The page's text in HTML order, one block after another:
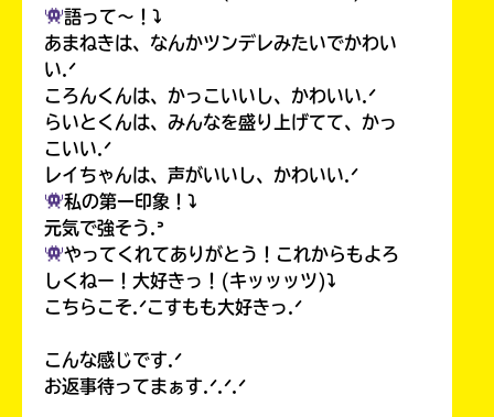
語って〜！⤵︎
あまねきは、なんかツンデレみたいでかわい
い.ᐟ
ころんくんは、かっこいいし、かわいい.ᐟ
らいとくんは、みんなを盛り上げてて、かっ
こいい.ᐟ
レイちゃんは、声がいいし、かわいい.ᐟ
私の第一印象！⤵︎
元気で強そう.ᐣ
やってくれてありがとう！これからもよろ
しくねー！大好きっ！(キッッッツ)⤵︎
こちらこそ.ᐟこすもも大好きっ.ᐟ
こんな感じです.ᐟ
お返事待ってまぁす.ᐟ.ᐟ.ᐟ